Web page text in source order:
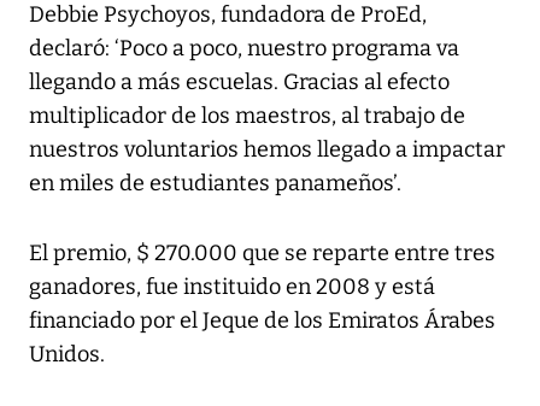
Debbie Psychoyos, fundadora de ProEd,
declaró: ‘Poco a poco, nuestro programa va
llegando a más escuelas. Gracias al efecto
multiplicador de los maestros, al trabajo de
nuestros voluntarios hemos llegado a impactar
en miles de estudiantes panameños’.
El premio, $ 270.000 que se reparte entre tres
ganadores, fue instituido en 2008 y está
financiado por el Jeque de los Emiratos Árabes
Unidos.